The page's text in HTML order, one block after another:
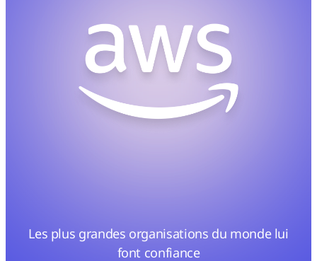
Les plus grandes organisations du monde lui
font confiance